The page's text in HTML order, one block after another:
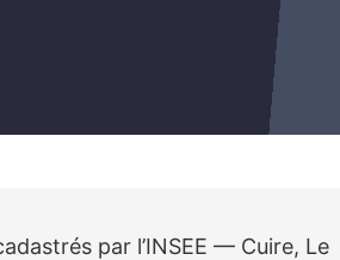
par l’INSEE — Cuire, Le